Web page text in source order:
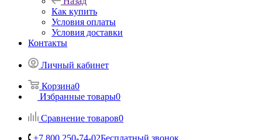
Как купить
Условия оплаты
Условия доставки
Контакты
Личный кабинет
Корзина0
Избранные товары0
Сравнение товаров0
+7 800 250-74-02Бесплатный звонок